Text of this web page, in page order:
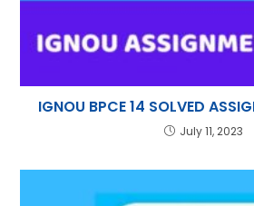
IGNOU BPCE 14 SOLVED
July 11, 2023